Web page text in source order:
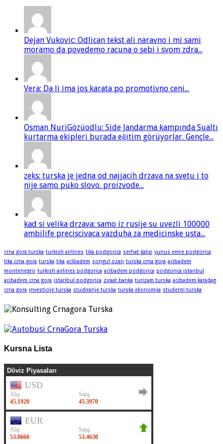
Dejan Vukovic: Odlican tekst ali naravno i mi sami
moramo da povedemo racuna o sebi i svom zdra...
Vera: Da li ima jos karata po promotivno ceni...
Osman NuriGözüodlu: Side Jandarma kampında Sualtı
kurtarma ekipleri burada eğitim görüyorlar. Gençle...
zeks: turska je jedna od najjacih drzava na svetu i to
nije samo puko slovo. proizvode...
kad si velika drzava: samo iz rusije su uvezli 100000
ambilife preciscivaca vazduha za medicinske usta...
crna gora turska turkish airlines tika podgorica serhat galip yunus emre podgorica
tika crna gora turska tika acibadem songul ozan turska crna gora acibadem
montenegro turkish airlines podgorica acibadem podgorica podgorica istanbul
acibadem crna gora istanbul podgorica ziraat banka turizam turska acibadem karadag
crna gora investicije turska studiranje turska turska ekonomija studenti turska
Kursna Lista